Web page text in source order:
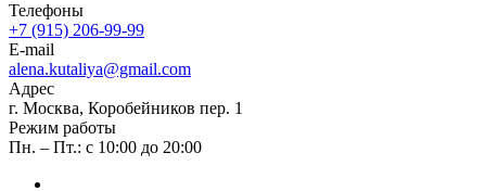
Телефоны
+7 (915) 206-99-99
E-mail
alena.kutaliya@gmail.com
Адрес
г. Москва, Коробейников пер. 1
Режим работы
Пн. – Пт.: с 10:00 до 20:00